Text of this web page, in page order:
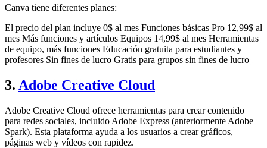
Canva tiene diferentes planes:
El precio del plan incluye 0$ al mes Funciones básicas Pro 12,99$ al
mes Más funciones y artículos Equipos 14,99$ al mes Herramientas
de equipo, más funciones Educación gratuita para estudiantes y
profesores Sin fines de lucro Gratis para grupos sin fines de lucro
3. Adobe Creative Cloud
Adobe Creative Cloud ofrece herramientas para crear contenido
para redes sociales, incluido Adobe Express (anteriormente Adobe
Spark). Esta plataforma ayuda a los usuarios a crear gráficos,
páginas web y vídeos con rapidez.